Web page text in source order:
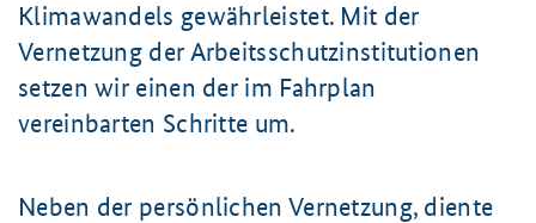
Klimawandels gewährleistet. Mit der
Vernetzung der Arbeitsschutzinstitutionen
setzen wir einen der im Fahrplan
vereinbarten Schritte um.
Neben der persönlichen Vernetzung, diente